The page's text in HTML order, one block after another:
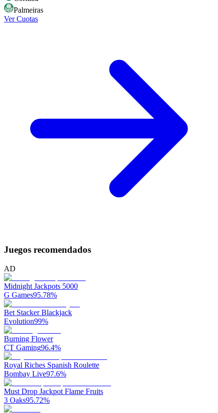
Palmeiras
Ver Cuotas
Juegos recomendados
AD
Midnight Jackpots 5000
G Games95.78%
Bet Stacker Blackjack
Evolution99%
Burning Flower
CT Gaming96.4%
Royal Riches Spanish Roulette
Bombay Live97.6%
Must Drop Jackpot Flame Fruits
3 Oaks95.72%